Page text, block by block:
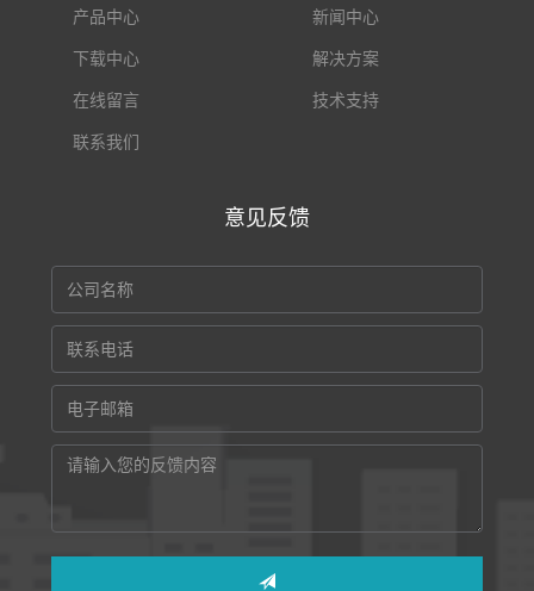
产品中心 新闻中心
下载中心 解决方案
在线留言 技术支持
联系我们
意见反馈